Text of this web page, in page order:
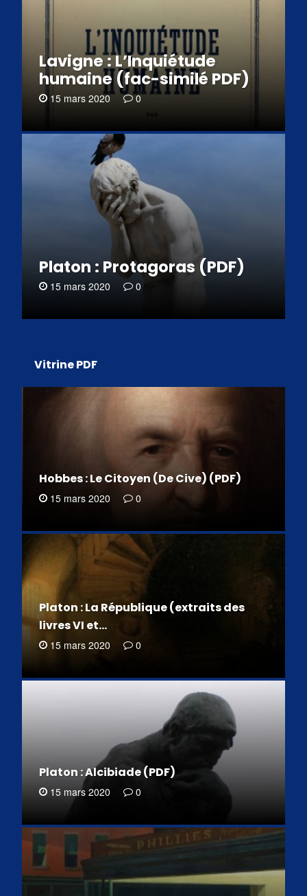
Lavigne : L’Inquiétude
humaine (fac-similé PDF)
15 mars 2020 0
Platon : Protagoras (PDF)
15 mars 2020 0
Vitrine PDF
Hobbes : Le Citoyen (De Cive) (PDF)
15 mars 2020 0
Platon : La République (extraits des
livres VI et…
15 mars 2020 0
Platon : Alcibiade (PDF)
15 mars 2020 0